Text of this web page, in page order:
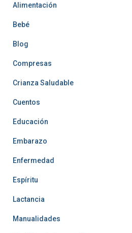
Alimentación
Bebé
Blog
Compresas
Crianza Saludable
Cuentos
Educación
Embarazo
Enfermedad
Espíritu
Lactancia
Manualidades